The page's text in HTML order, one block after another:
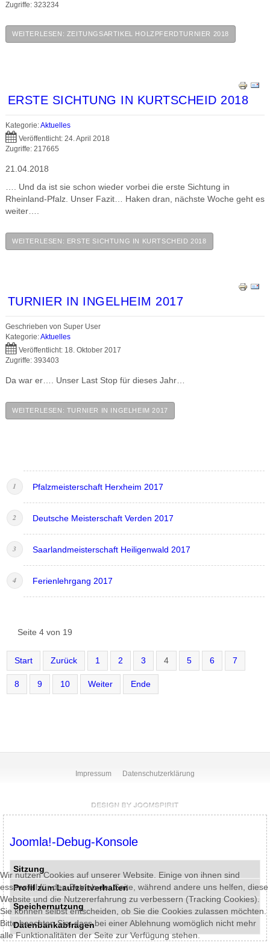
Zugriffe: 323234
WEITERLESEN: ZEITUNGSARTIKEL HOLZPFERDTURNIER 2018
ERSTE SICHTUNG IN KURTSCHEID 2018
Kategorie:Aktuelles
Veröffentlicht: 24. April 2018
Zugriffe: 217665
21.04.2018
…. Und da ist sie schon wieder vorbei die erste Sichtung in
Rheinland-Pfalz. Unser Fazit… Haken dran, nächste Woche geht es
weiter….
WEITERLESEN: ERSTE SICHTUNG IN KURTSCHEID 2018
TURNIER IN INGELHEIM 2017
Geschrieben von Super User
Kategorie:Aktuelles
Veröffentlicht: 18. Oktober 2017
Zugriffe: 393403
Da war er…. Unser Last Stop für dieses Jahr…
WEITERLESEN: TURNIER IN INGELHEIM 2017
Pfalzmeisterschaft Herxheim 2017
Deutsche Meisterschaft Verden 2017
Saarlandmeisterschaft Heiligenwald 2017
Ferienlehrgang 2017
Seite 4 von 19
Start Zurück 1 2 3 4 5 6 7
8 9 10 Weiter Ende
Impressum Datenschutzerklärung
Wir nutzen Cookies auf unserer Website. Einige von ihnen sind
essenziell für den Betrieb der Seite, während andere uns helfen, diese
Website und die Nutzererfahrung zu verbessern (Tracking Cookies).
Sie können selbst entscheiden, ob Sie die Cookies zulassen möchten.
Bitte beachten Sie, dass bei einer Ablehnung womöglich nicht mehr
alle Funktionalitäten der Seite zur Verfügung stehen.
Joomla!-Debug-Konsole
Sitzung
Profil zum Laufzeitverhalten
Speichernutzung
Datenbankabfragen